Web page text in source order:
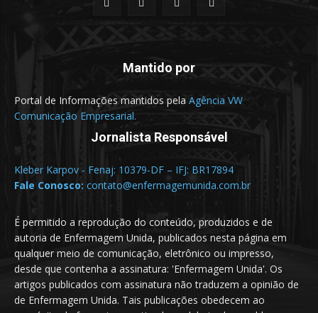
Mantido por
Portal de Informações mantidos pela Agência VW
Comunicação Empresarial.
Jornalista Responsável
Kleber Karpov - Fenaj: 10379-DF – IFJ: BR17894
Fale Conosco: contato@enfermagemunida.com.br
É permitido a reprodução do conteúdo, produzidos e de
autoria de Enfermagem Unida, publicados nesta página em
qualquer meio de comunicação, eletrônico ou impresso,
desde que contenha a assinatura: 'Enfermagem Unida'. Os
artigos publicados com assinatura não traduzem a opinião de
de Enfermagem Unida. Tais publicações obedecem ao